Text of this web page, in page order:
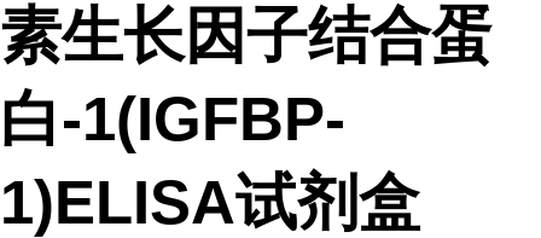
素生长因子结合蛋
白-1(IGFBP-
1)ELISA试剂盒